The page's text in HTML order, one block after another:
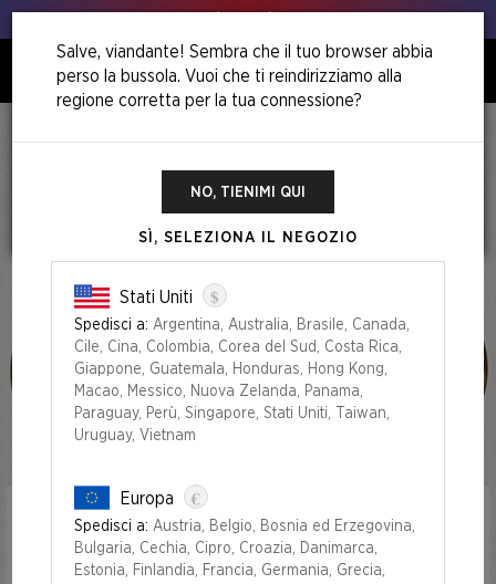
Inside an Elevator Superdrop
Take Me to the Floor with
Everything Bundle
Take Me to The Floor with
Foils Bundle
Salve, viandante! Sembra che il tuo browser abbia
perso la bussola. Vuoi che ti reindirizziamo alla
regione corretta per la tua connessione?
NO, TIENIMI QUI
SÌ, SELEZIONA IL NEGOZIO
Stati Uniti $
Spedisci a: Argentina, Australia, Brasile, Canada,
Cile, Cina, Colombia, Corea del Sud, Costa Rica,
Giappone, Guatemala, Honduras, Hong Kong,
Macao, Messico, Nuova Zelanda, Panama,
Paraguay, Perù, Singapore, Stati Uniti, Taiwan,
Uruguay, Vietnam
Europa €
Spedisci a: Austria, Belgio, Bosnia ed Erzegovina,
Bulgaria, Cechia, Cipro, Croazia, Danimarca,
Estonia, Finlandia, Francia, Germania, Grecia,